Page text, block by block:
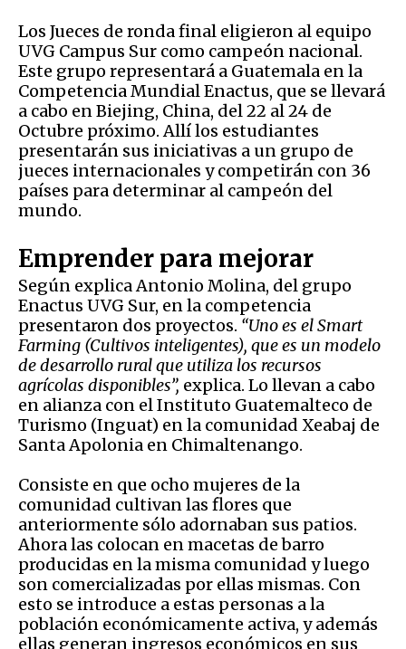
Los Jueces de ronda final eligieron al equipo
UVG Campus Sur como campeón nacional.
Este grupo representará a Guatemala en la
Competencia Mundial Enactus, que se llevará
a cabo en Biejing, China, del 22 al 24 de
Octubre próximo. Allí los estudiantes
presentarán sus iniciativas a un grupo de
jueces internacionales y competirán con 36
países para determinar al campeón del
mundo.
Emprender para mejorar
Según explica Antonio Molina, del grupo
Enactus UVG Sur, en la competencia
presentaron dos proyectos. “Uno es el Smart
Farming (Cultivos inteligentes), que es un modelo
de desarrollo rural que utiliza los recursos
agrícolas disponibles”, explica. Lo llevan a cabo
en alianza con el Instituto Guatemalteco de
Turismo (Inguat) en la comunidad Xeabaj de
Santa Apolonia en Chimaltenango.
Consiste en que ocho mujeres de la
comunidad cultivan las flores que
anteriormente sólo adornaban sus patios.
Ahora las colocan en macetas de barro
producidas en la misma comunidad y luego
son comercializadas por ellas mismas. Con
esto se introduce a estas personas a la
población económicamente activa, y además
ellas generan ingresos económicos en sus